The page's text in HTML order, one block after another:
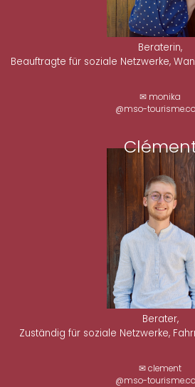
Beraterin,
Beauftragte für soziale Netzwerke,
✉ monika
@mso-
Berater,
Zuständig für soziale Netzwerke,
✉ clement
@mso-